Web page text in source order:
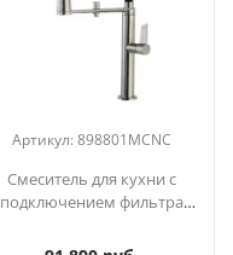
Артикул: 898801MCNC
Смеситель для кухни с
подключением фильтра
магнитным держ.KITCHEN